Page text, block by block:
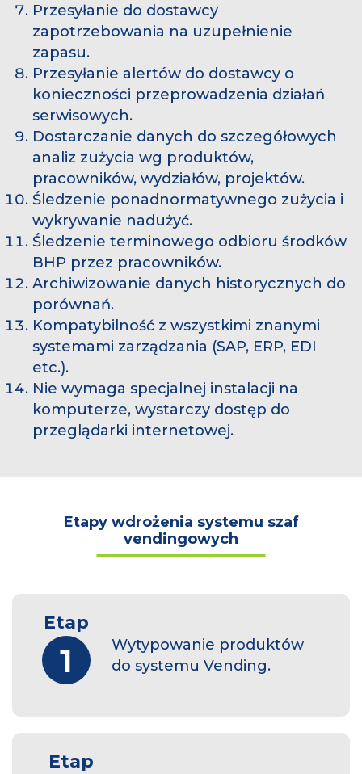
Przesyłanie do dostawcy
zapotrzebowania na uzupełnienie
zapasu.
Przesyłanie alertów do dostawcy o
konieczności przeprowadzenia działań
serwisowych.
Dostarczanie danych do szczegółowych
analiz zużycia wg produktów,
pracowników, wydziałów, projektów.
Śledzenie ponadnormatywnego zużycia i
wykrywanie nadużyć.
Śledzenie terminowego odbioru środków
BHP przez pracowników.
Archiwizowanie danych historycznych do
porównań.
Kompatybilność z wszystkimi znanymi
systemami zarządzania (SAP, ERP, EDI
etc.).
Nie wymaga specjalnej instalacji na
komputerze, wystarczy dostęp do
przeglądarki internetowej.
Etapy wdrożenia systemu szaf
vendingowych
Etap
1
Wytypowanie produktów
do systemu Vending.
Etap